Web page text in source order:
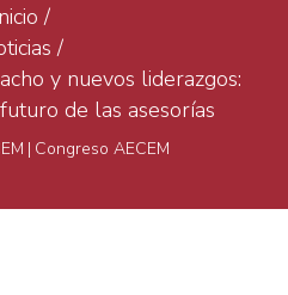
/
/
y nuevos liderazgos:
de las asesorías
| Congreso AECEM